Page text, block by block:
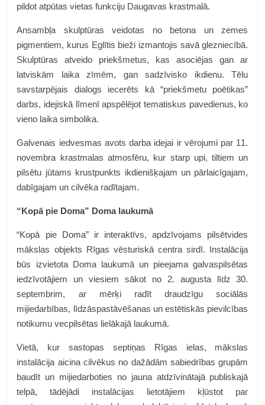
pildot atpūtas vietas funkciju Daugavas krastmalā.
Ansambļa skulptūras veidotas no betona un zemes
pigmentiem, kurus Eglītis bieži izmantojis savā glezniecībā.
Skulptūras atveido priekšmetus, kas asociējas gan ar
latviskām laika zīmēm, gan sadzīvisko ikdienu. Tēlu
savstarpējais dialogs iecerēts kā “priekšmetu poētikas”
darbs, idejiskā līmenī apspēlējot tematiskus pavedienus, ko
vieno laika simbolika.
Galvenais iedvesmas avots darba idejai ir vērojumi par 11.
novembra krastmalas atmosfēru, kur starp upi, tiltiem un
pilsētu jūtams krustpunkts ikdienišķajam un pārlaicīgajam,
dabīgajam un cilvēka radītajam.
“Kopā pie Doma” Doma laukumā
“Kopā pie Doma” ir interaktīvs, apdzīvojams pilsētvides
mākslas objekts Rīgas vēsturiskā centra sirdī. Instalācija
būs izvietota Doma laukumā un pieejama galvaspilsētas
iedzīvotājiem un viesiem sākot no 2. augusta līdz 30.
septembrim, ar mērķi radīt draudzīgu sociālās
mijiedarbības, līdzāspastāvēšanas un estētiskās pievilcības
notikumu vecpilsētas lielākajā laukumā.
Vietā, kur sastopas septiņas Rīgas ielas, mākslas
instalācija aicina cilvēkus no dažādām sabiedrības grupām
baudīt un mijiedarboties no jauna atdzīvinātajā publiskajā
telpā, tādējādi instalācijas lietotājiem kļūstot par